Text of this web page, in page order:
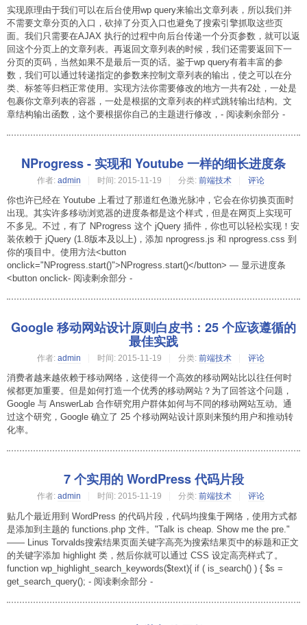
实现原理由于我们可以在后台使用wp query来输出文章列表，所以我们并
不需要文章分页的入口，砍掉了分页入口也避免了搜索引擎抓取这些页
面。我们只需要在AJAX 执行的过程中向后台传递一个分页参数，就可以返
回这个分页上的文章列表。再返回文章列表的时候，我们还需要返回下一
分页的页码，当然如果不是最后一页的话。鉴于wp query有着丰富的参
数，我们可以通过转递指定的参数来控制文章列表的输出，使之可以在分
类、标签等归档正常使用。实现方法你需要修改的地方一共有2处，一处是
包裹你文章列表的容器，一处是根据的文章列表的样式跳转输出结构。文
章结构输出函数，这个要根据你自己的主题进行修改，- 阅读剩余部分 -
NProgress - 实现和 Youtube 一样的细长进度条
作者: admin 时间: 2015-11-19 分类: 前端技术 评论
你也许已经在 Youtube 上看过了那道红色激光脉冲，它会在你切换页面时
出现。其实许多移动浏览器的进度条都是这个样式，但是在网页上实现可
不多见。不过，有了 NProgress 这个 jQuery 插件，你也可以轻松实现！安
装依赖于 jQuery (1.8版本及以上)，添加 nprogress.js 和 nprogress.css 到
你的项目中。使用方法<button
onclick="NProgress.start()">NProgress.start()</button> — 显示进度条
<button onclick- 阅读剩余部分 -
Google 移动网站设计原则白皮书：25 个应该遵循的
最佳实践
作者: admin 时间: 2015-11-19 分类: 前端技术 评论
消费者越来越依赖于移动网络，这使得一个高效的移动网站比以往任何时
候都更加重要。但是如何打造一个优秀的移动网站？为了回答这个问题，
Google 与 AnswerLab 合作研究用户群体如何与不同的移动网站互动。通
过这个研究，Google 确立了 25 个移动网站设计原则来预约用户和推动转
化率。
7 个实用的 WordPress 代码片段
作者: admin 时间: 2015-11-19 分类: 前端技术 评论
贴几个最近用到 WordPress 的代码片段，代码均搜集于网络，使用方式都
是添加到主题的 functions.php 文件。"Talk is cheap. Show me the pre."
—— Linus Torvalds搜索结果页面关键字高亮为搜索结果页中的标题和正文
的关键字添加 highlight 类，然后你就可以通过 CSS 设定高亮样式了。
function wp_highlight_search_keywords($text){ if ( is_search() ) { $s =
get_search_query(); - 阅读剩余部分 -